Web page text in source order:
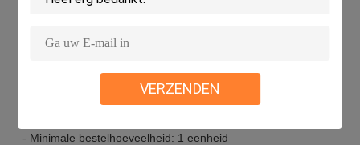
VERZENDEN
Aanpassing:
- Minimale bestelhoeveelheid: 1 eenheid